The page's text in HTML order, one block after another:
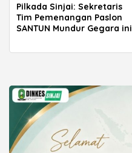
Pilkada Sinjai: Sekretaris
Tim Pemenangan Paslon
SANTUN Mundur Gegara ini